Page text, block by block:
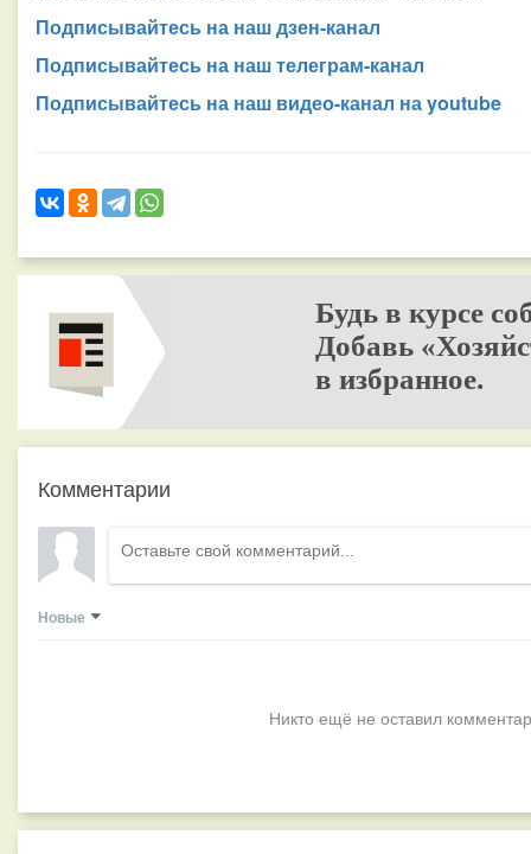
Подписывайтесь на наш дзен-канал
Подписывайтесь на наш телеграм-канал
Подписывайтесь на наш видео-канал на youtube
Будь в курсе
Добавь
в избранное.
Комментарии
Новые
Никто ещё не оставил